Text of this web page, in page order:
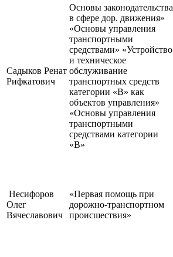
Садыков Ренат
Рифкатович
Основы законодательства
в сфере дор. движения»
«Основы управления
транспортными
средствами» «Устройство
и техническое
обслуживание
транспортных средств
категории «В» как
объектов управления»
«Основы управления
транспортными
средствами категории
«В»
Несифоров
Олег
Вячеславович
«Первая помощь при
дорожно-транспортном
происшествия»